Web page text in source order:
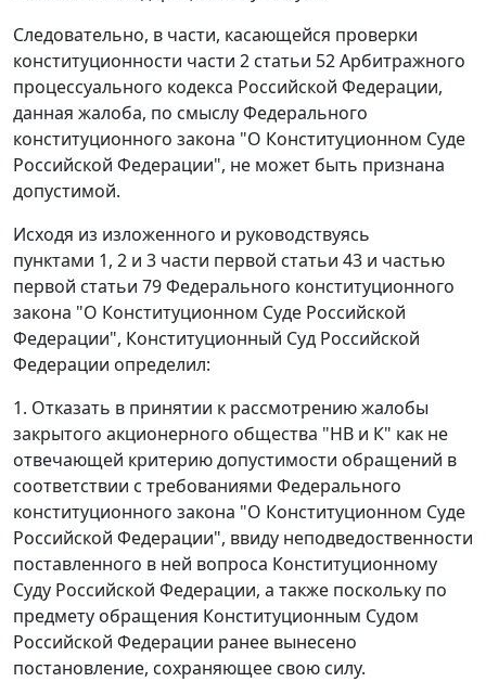
Следовательно, в части, касающейся проверки
конституционности части 2 статьи 52Арбитражного
процессуального кодекса Российской Федерации,
данная жалоба, по смыслуФедерального
конституционного закона "О Конституционном Суде
Российской Федерации", не может быть признана
допустимой.
Исходя из изложенного и руководствуясь
пунктами 1, 2 и 3 части первой статьи 43 и частью
первой статьи 79Федерального конституционного
закона "О Конституционном Суде Российской
Федерации", Конституционный Суд Российской
Федерации определил:
1. Отказать в принятии к рассмотрению жалобы
закрытого акционерного общества "НВ и К" как не
отвечающей критерию допустимости обращений в
соответствии с требованиями Федерального
конституционного закона "О Конституционном Суде
Российской Федерации", ввиду неподведоственности
поставленного в ней вопроса Конституционному
Суду Российской Федерации, а также поскольку по
предмету обращения Конституционным Судом
Российской Федерации ранее вынесено
постановление, сохраняющее свою силу.